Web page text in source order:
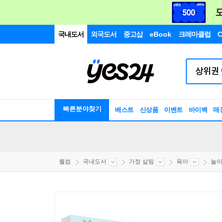
국내도서 외국도서 중고샵 eBook 크레마클럽
빠른분야찾기 베스트 신상품 이벤트 바이백 매
웰컴 국내도서 가정 살림 육아 놀